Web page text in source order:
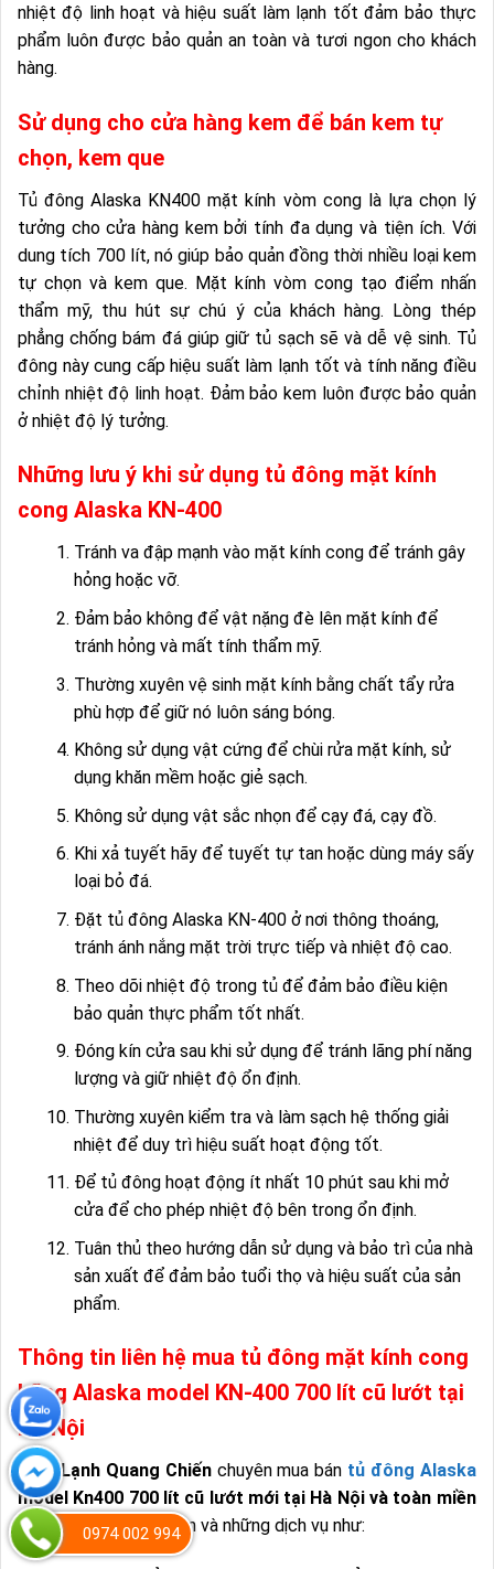
nhiệt độ linh hoạt và hiệu suất làm lạnh tốt đảm bảo thực
phẩm luôn được bảo quản an toàn và tươi ngon cho khách
hàng.
Sử dụng cho cửa hàng kem để bán kem tự
chọn, kem que
Tủ đông Alaska KN400 mặt kính vòm cong là lựa chọn lý
tưởng cho cửa hàng kem bởi tính đa dụng và tiện ích. Với
dung tích 700 lít, nó giúp bảo quản đồng thời nhiều loại kem
tự chọn và kem que. Mặt kính vòm cong tạo điểm nhấn
thẩm mỹ, thu hút sự chú ý của khách hàng. Lòng thép
phẳng chống bám đá giúp giữ tủ sạch sẽ và dễ vệ sinh. Tủ
đông này cung cấp hiệu suất làm lạnh tốt và tính năng điều
chỉnh nhiệt độ linh hoạt. Đảm bảo kem luôn được bảo quản
ở nhiệt độ lý tưởng.
Những lưu ý khi sử dụng tủ đông mặt kính
cong Alaska KN-400
Tránh va đập mạnh vào mặt kính cong để tránh gây
hỏng hoặc vỡ.
Đảm bảo không để vật nặng đè lên mặt kính để
tránh hỏng và mất tính thẩm mỹ.
Thường xuyên vệ sinh mặt kính bằng chất tẩy rửa
phù hợp để giữ nó luôn sáng bóng.
Không sử dụng vật cứng để chùi rửa mặt kính, sử
dụng khăn mềm hoặc giẻ sạch.
Không sử dụng vật sắc nhọn để cạy đá, cạy đồ.
Khi xả tuyết hãy để tuyết tự tan hoặc dùng máy sấy
loại bỏ đá.
Đặt tủ đông Alaska KN-400 ở nơi thông thoáng,
tránh ánh nắng mặt trời trực tiếp và nhiệt độ cao.
Theo dõi nhiệt độ trong tủ để đảm bảo điều kiện
bảo quản thực phẩm tốt nhất.
Đóng kín cửa sau khi sử dụng để tránh lãng phí năng
lượng và giữ nhiệt độ ổn định.
Thường xuyên kiểm tra và làm sạch hệ thống giải
nhiệt để duy trì hiệu suất hoạt động tốt.
Để tủ đông hoạt động ít nhất 10 phút sau khi mở
cửa để cho phép nhiệt độ bên trong ổn định.
Tuân thủ theo hướng dẫn sử dụng và bảo trì của nhà
sản xuất để đảm bảo tuổi thọ và hiệu suất của sản
phẩm.
Thông tin liên hệ mua tủ đông mặt kính cong
hãng Alaska model KN-400 700 lít cũ lướt tại
Hà Nội
Điện Lạnh Quang Chiếnchuyên mua bán tủ đông Alaska
model Kn400 700 lít cũ lướt mới tại Hà Nội và toàn miền
Bắc
. Cung cấp mua bán và những dịch vụ như:
0974 002 994